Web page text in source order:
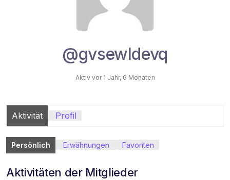
@gvsewldevq
Aktiv vor 1 Jahr, 6 Monaten
Aktivität Profil
Persönlich Erwähnungen Favoriten
Aktivitäten der Mitglieder